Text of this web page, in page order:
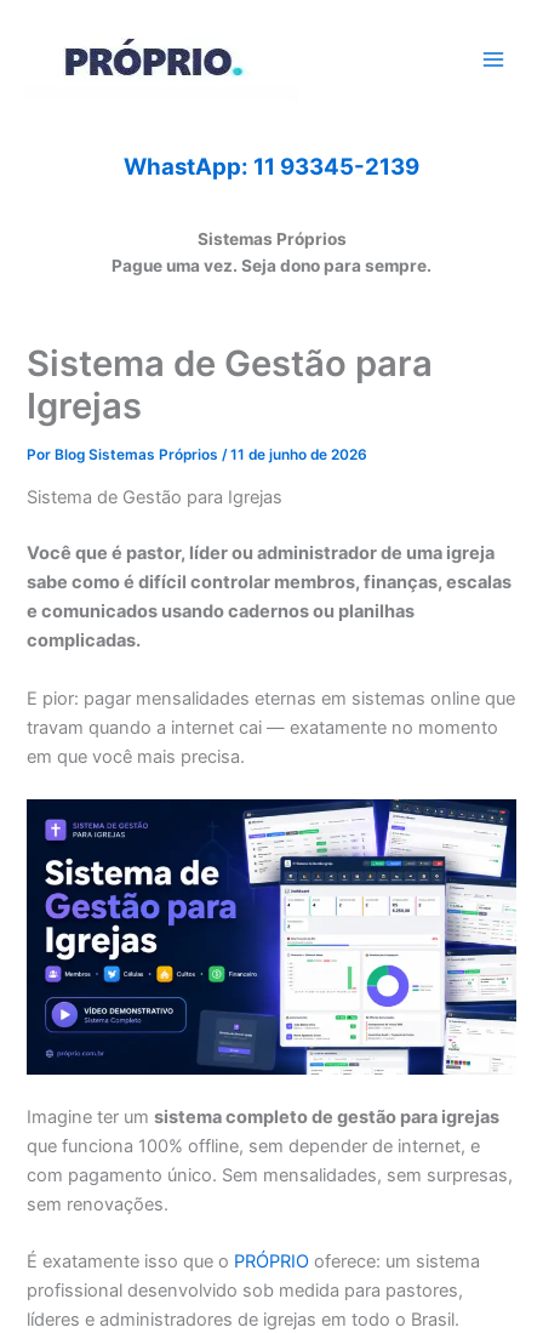
WhastApp: 11 93345-2139
Sistemas Próprios
Pague uma vez. Seja dono para sempre.
Sistema de Gestão para
Igrejas
Por Blog Sistemas Próprios/11 de junho de 2026
Sistema de Gestão para Igrejas
Você que é pastor, líder ou administrador de uma igreja
sabe como é difícil controlar membros, finanças, escalas
e comunicados usando cadernos ou planilhas
complicadas.
E pior: pagar mensalidades eternas em sistemas online que
travam quando a internet cai — exatamente no momento
em que você mais precisa.
Imagine ter umsistema completo de gestão para igrejas
que funciona 100% offline, sem depender de internet, e
com pagamento único. Sem mensalidades, sem surpresas,
sem renovações.
É exatamente isso que o PRÓPRIO oferece: um sistema
profissional desenvolvido sob medida para pastores,
líderes e administradores de igrejas em todo o Brasil.